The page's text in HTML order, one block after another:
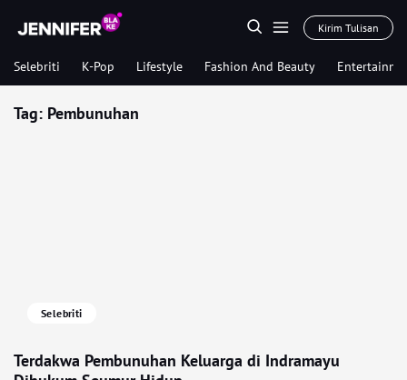
Kirim Tulisan
Selebriti K-Pop Lifestyle Fashion And Beauty
Tag: Pembunuhan
Selebriti
Terdakwa Pembunuhan Keluarga di Indramayu